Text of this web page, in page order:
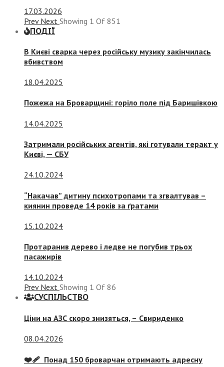
17.03.2026
Prev Next Showing 1 Of 851
ПОДІЇ
В Києві сварка через російську музику закінчилась
вбивством
18.04.2025
Пожежа на Броварщині: горіло поле під Баришівкою
14.04.2025
Затримали російських агентів, які готували теракт у
Києві, — СБУ
24.10.2024
“Накачав” дитину психотропами та згвалтував –
киянин проведе 14 років за ґратами
15.10.2024
Протаранив дерево і ледве не погубив трьох
пасажирів
14.10.2024
Prev Next Showing 1 Of 86
СУСПIЛЬСТВО
Ціни на АЗС скоро знизяться, – Свириденко
08.04.2026
❤️‍🩹 Понад 150 броварчан отримають адресну